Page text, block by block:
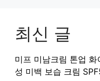
최신 글
미프 미남크림 톤업
성 미백 보습 크림